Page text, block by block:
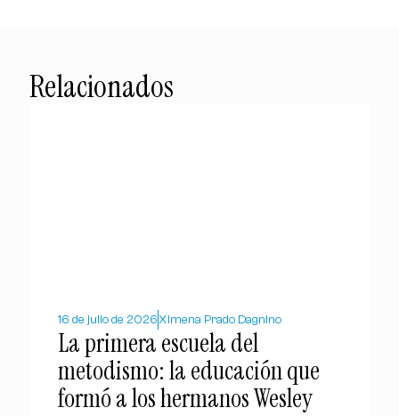
Relacionados
16 de julio de 2026 Ximena Prado Dagnino
La primera escuela del
metodismo: la educación que
formó a los hermanos Wesley